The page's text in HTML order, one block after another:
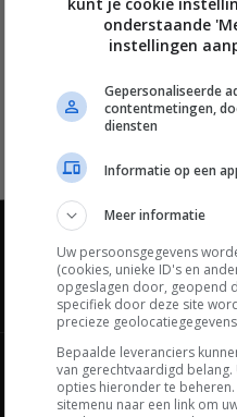
De laatste
Channels
onderstaande
instellingen
Gepersonaliseerde
contentmetingen,
diensten
Informatie op een
Meer informatie
Uw persoonsgegevens
(cookies, unieke ID's en
opgeslagen door, geopend
specifiek door deze site
precieze
Bepaalde leveranciers
van gerechtvaardigd
opties hieronder te
sitemenu naar een link om